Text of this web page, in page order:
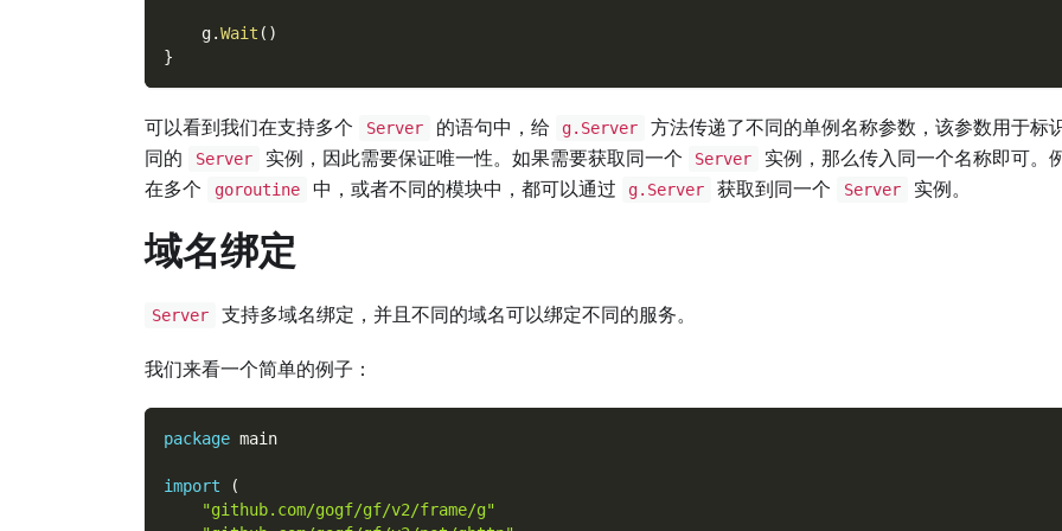
    g
.Wait ( )
}
可以看到我们在支持多个 Server 的语句中，给 g.Server
方法传递了不同的单例名称参数，该参数用于标
同的
Server 实例，因此需要保证唯一性。如果需要获取同一个 Server
实例，那么传入同一个名称即可。
在多个
goroutine 中，或者不同的模块中，都可以通过 g.Server 获取到同一个 Server 实例。
域名绑定
Server 支持多域名绑定，并且不同的域名可以绑定不同的服务。
我们来看一个简单的例子：
package main
import
(
"github.com/gogf/gf/v2/frame/g"